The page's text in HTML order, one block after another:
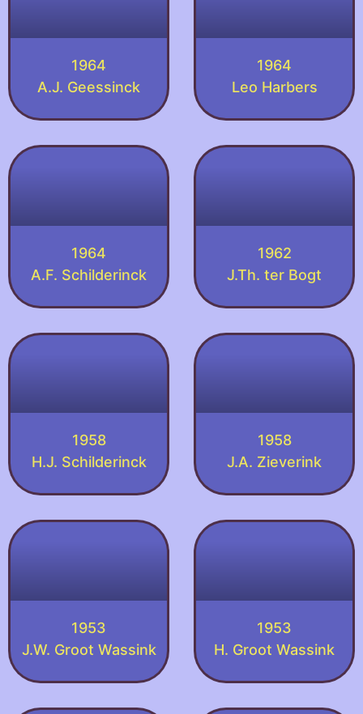
1964
A.J. Geessinck
1964
Leo Harbers
1964
A.F. Schilderinck
1962
J.Th. ter Bogt
1958
H.J. Schilderinck
1958
J.A. Zieverink
1953
J.W. Groot Wassink
1953
H. Groot Wassink